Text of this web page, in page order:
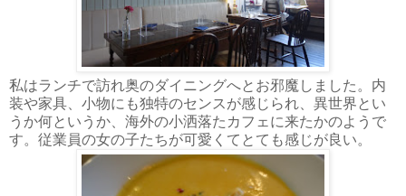
私はランチで訪れ奥のダイニングへとお邪魔しました。内
装や家具、小物にも独特のセンスが感じられ、異世界とい
うか何というか、海外の小洒落たカフェに来たかのようで
す。従業員の女の子たちが可愛くてとても感じが良い。